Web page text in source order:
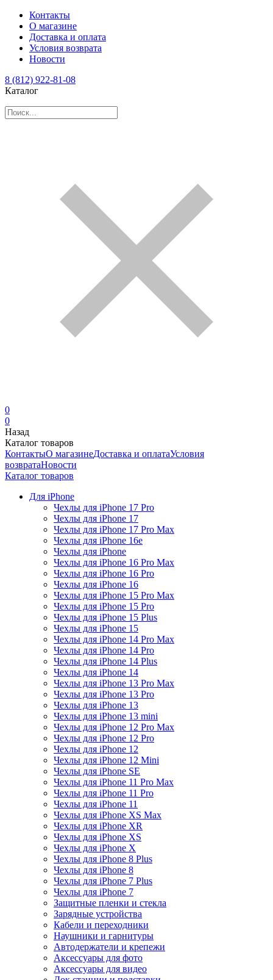
Контакты
О магазине
Доставка и оплата
Условия возврата
Новости
8 (812) 922-81-08
Каталог
0
0
Назад
Каталог товаров
КонтактыО магазинеДоставка и оплатаУсловия
возвратаНовости
Каталог товаров
Для iPhone
Чехлы для iPhone 17 Pro
Чехлы для iPhone 17
Чехлы для iPhone 17 Pro Max
Чехлы для iPhone 16e
Чехлы для iPhone
Чехлы для iPhone 16 Pro Max
Чехлы для iPhone 16 Pro
Чехлы для iPhone 16
Чехлы для iPhone 15 Pro Max
Чехлы для iPhone 15 Pro
Чехлы для iPhone 15 Plus
Чехлы для iPhone 15
Чехлы для iPhone 14 Pro Max
Чехлы для iPhone 14 Pro
Чехлы для iPhone 14 Plus
Чехлы для iPhone 14
Чехлы для iPhone 13 Pro Max
Чехлы для iPhone 13 Pro
Чехлы для iPhone 13
Чехлы для iPhone 13 mini
Чехлы для iPhone 12 Pro Max
Чехлы для iPhone 12 Pro
Чехлы для iPhone 12
Чехлы для iPhone 12 Mini
Чехлы для iPhone SE
Чехлы для iPhone 11 Pro Max
Чехлы для iPhone 11 Pro
Чехлы для iPhone 11
Чехлы для iPhone XS Max
Чехлы для iPhone XR
Чехлы для iPhone XS
Чехлы для iPhone X
Чехлы для iPhone 8 Plus
Чехлы для iPhone 8
Чехлы для iPhone 7 Plus
Чехлы для iPhone 7
Защитные пленки и стекла
Зарядные устройства
Кабели и переходники
Наушники и гарнитуры
Автодержатели и крепежи
Аксессуары для фото
Аксессуары для видео